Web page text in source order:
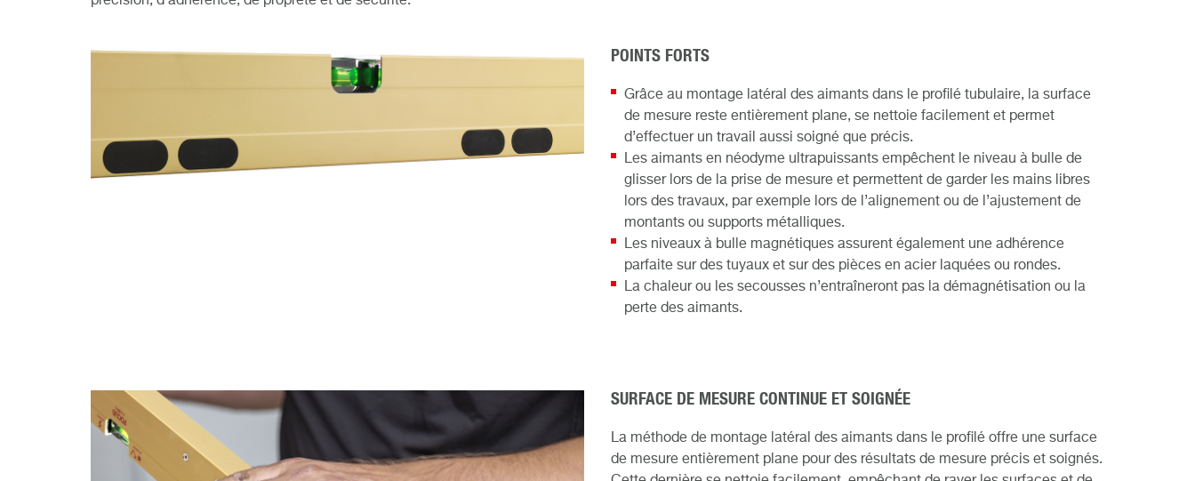
POINTS FORTS
Grâce au montage latéral des aimants dans le profilé tubulaire, la surface
de mesure reste entièrement plane, se nettoie facilement et permet
d’effectuer un travail aussi soigné que précis.
Les aimants en néodyme ultrapuissants empêchent le niveau à bulle de
glisser lors de la prise de mesure et permettent de garder les mains libres
lors des travaux, par exemple lors de l’alignement ou de l’ajustement de
montants ou supports métalliques.
Les niveaux à bulle magnétiques assurent également une adhérence
parfaite sur des tuyaux et sur des pièces en acier laquées ou rondes.
La chaleur ou les secousses n’entraîneront pas la démagnétisation ou la
perte des aimants.
SURFACE DE MESURE CONTINUE ET SOIGNÉE
La méthode de montage latéral des aimants dans le profilé offre une surface
de mesure entièrement plane pour des résultats de mesure précis et soignés.